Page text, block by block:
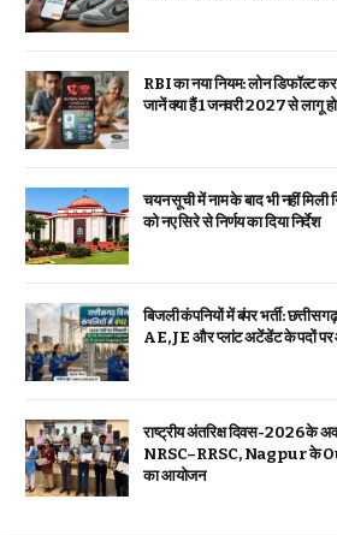
RBI का नया नियम: लोन डिफॉल्ट
जानें क्या हैं 1 जनवरी 2027 से लागू
चयन सूची में नाम के बाद भी नहीं मिली
को नए सिरे से निर्णय का दिया निर्देश
बिजली कंपनियों में बंपर भर्ती:
AE, JE और प्लांट अटेंडेंट के पदों
राष्ट्रीय अंतरिक्ष दिवस-2026 के
NRSC–RRSC, Nagpur
का आयोजन